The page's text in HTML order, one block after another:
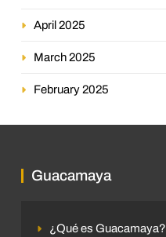
April 2025
March 2025
February 2025
Guacamaya
¿Qué es Guacamaya?